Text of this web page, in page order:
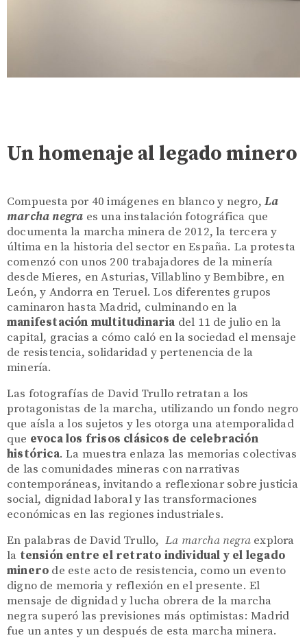
Un homenaje al legado minero
Compuesta por 40 imágenes en blanco y negro, La
marcha negra es una instalación fotográfica que
documenta la marcha minera de 2012, la tercera y
última en la historia del sector en España. La protesta
comenzó con unos 200 trabajadores de la minería
desde Mieres, en Asturias, Villablino y Bembibre, en
León, y Andorra en Teruel. Los diferentes grupos
caminaron hasta Madrid, culminando en la
manifestación multitudinaria del 11 de julio en la
capital, gracias a cómo caló en la sociedad el mensaje
de resistencia, solidaridad y pertenencia de la
minería.
Las fotografías de David Trullo retratan a los
protagonistas de la marcha, utilizando un fondo negro
que aísla a los sujetos y les otorga una atemporalidad
que evoca los frisos clásicos de celebración
histórica. La muestra enlaza las memorias colectivas
de las comunidades mineras con narrativas
contemporáneas, invitando a reflexionar sobre justicia
social, dignidad laboral y las transformaciones
económicas en las regiones industriales.
En palabras de David Trullo, La marcha negra explora
la tensión entre el retrato individual y el legado
minero de este acto de resistencia, como un evento
digno de memoria y reflexión en el presente. El
mensaje de dignidad y lucha obrera de la marcha
negra superó las previsiones más optimistas: Madrid
fue un antes y un después de esta marcha minera.